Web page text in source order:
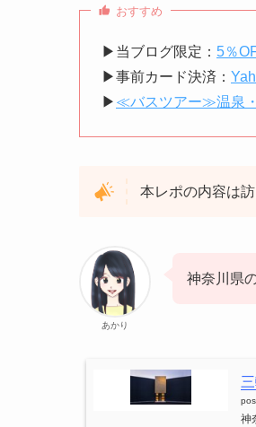
おすすめ
▶︎当ブログ限定： 5％
▶︎事前カード決済：
▶︎ ≪バスツアー≫温泉・
本レポの内容は
あかり
神奈川県
神